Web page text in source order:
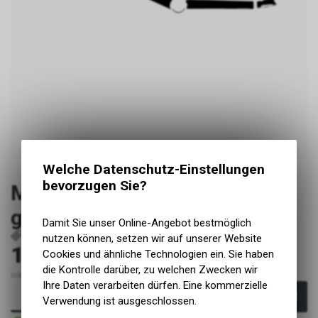
Meybo HSX 21.5 Aluminium
glanz
199.00CHF
inkl. MwSt., zzgl. Versandkosten
In den Warenkorb
Welche Datenschutz-Einstellungen
bevorzugen Sie?
Damit Sie unser Online-Angebot bestmöglich
nutzen können, setzen wir auf unserer Website
Cookies und ähnliche Technologien ein. Sie haben
die Kontrolle darüber, zu welchen Zwecken wir
Ihre Daten verarbeiten dürfen. Eine kommerzielle
Verwendung ist ausgeschlossen.